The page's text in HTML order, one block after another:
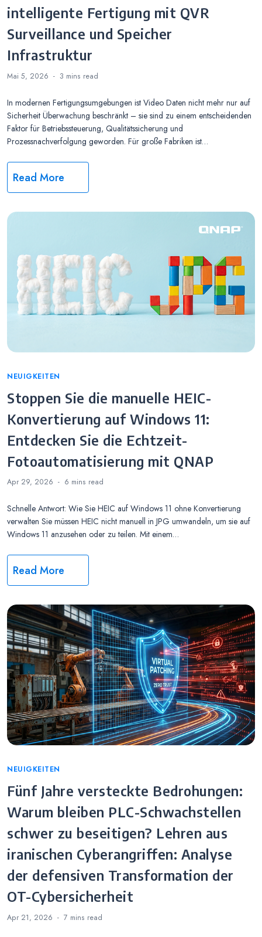
intelligente Fertigung mit QVR
Surveillance und Speicher
Infrastruktur
Mai 5, 2026 3 mins read
In modernen Fertigungsumgebungen ist Video Daten nicht mehr nur auf
Sicherheit Überwachung beschränkt – sie sind zu einem entscheidenden
Faktor für Betriebssteuerung, Qualitätssicherung und
Prozessnachverfolgung geworden. Für große Fabriken ist…
Read More
Categories
NEUIGKEITEN
Stoppen Sie die manuelle HEIC-
Konvertierung auf Windows 11:
Entdecken Sie die Echtzeit-
Fotoautomatisierung mit QNAP
Apr 29, 2026 6 mins read
Schnelle Antwort: Wie Sie HEIC auf Windows 11 ohne Konvertierung
verwalten Sie müssen HEIC nicht manuell in JPG umwandeln, um sie auf
Windows 11 anzusehen oder zu teilen. Mit einem…
Read More
Categories
NEUIGKEITEN
Fünf Jahre versteckte Bedrohungen:
Warum bleiben PLC-Schwachstellen
schwer zu beseitigen? Lehren aus
iranischen Cyberangriffen: Analyse
der defensiven Transformation der
OT-Cybersicherheit
Apr 21, 2026 7 mins read